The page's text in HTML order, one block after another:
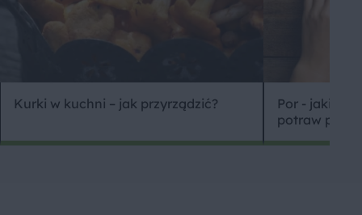
Kurki w kuchni – jak przyrządzić?
Por - jakie
potraw